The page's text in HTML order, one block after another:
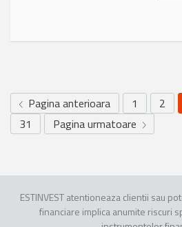
Pagina anterioara 1 2
31
Pagina urmatoare
ESTINVEST atentioneaza clientii sau
financiare implica anumite riscuri